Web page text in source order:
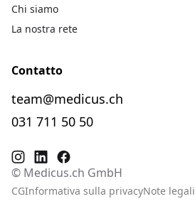
Chi siamo
La nostra rete
Contatto
team@medicus.ch
031 711 50 50
© Medicus.ch GmbH
CGInformativa sulla privacyNote legali